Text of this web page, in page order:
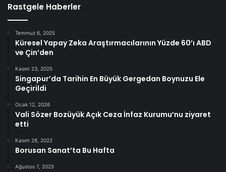
Rastgele Haberler
Temmuz 6, 2025
Küresel Yapay Zeka Araştırmacılarının Yüzde 60’ı ABD
ve Çin’den
Kasım 23, 2025
Singapur’da Tarihin En Büyük Gergedan Boynuzu Ele
Geçirildi
Ocak 12, 2026
Vali Sözer Bozüyük Açık Ceza İnfaz Kurumu’nu ziyaret
etti
Kasım 28, 2022
Borusan Sanat’ta Bu Hafta
Ağustos 7, 2025